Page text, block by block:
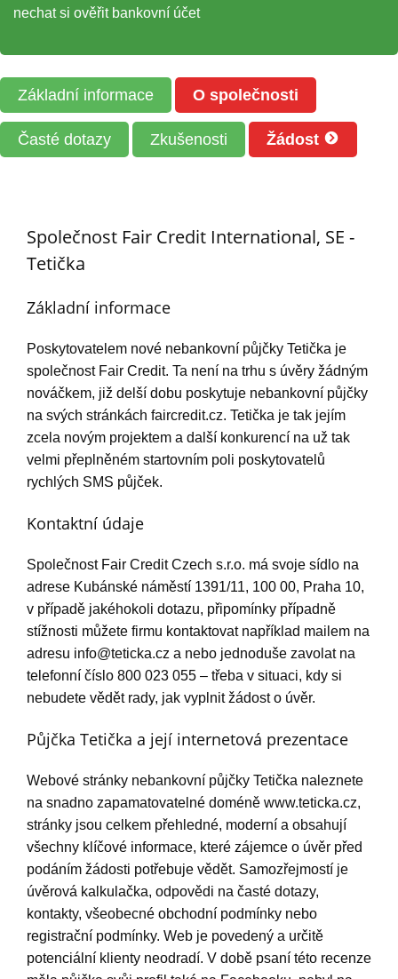
nechat si ověřit bankovní účet
Základní informace O společnosti
Časté dotazy Zkušenosti Žádost
Společnost Fair Credit International, SE -
Tetička
Základní informace
Poskytovatelem nové nebankovní půjčky Tetička je
společnost Fair Credit. Ta není na trhu s úvěry žádným
nováčkem, již delší dobu poskytuje nebankovní půjčky
na svých stránkách faircredit.cz. Tetička je tak jejím
zcela novým projektem a další konkurencí na už tak
velmi přeplněném startovním poli poskytovatelů
rychlých SMS půjček.
Kontaktní údaje
Společnost Fair Credit Czech s.r.o. má svoje sídlo na
adrese Kubánské náměstí 1391/11, 100 00, Praha 10,
v případě jakéhokoli dotazu, připomínky případně
stížnosti můžete firmu kontaktovat například mailem na
adresu info@teticka.cz a nebo jednoduše zavolat na
telefonní číslo 800 023 055 – třeba v situaci, kdy si
nebudete vědět rady, jak vyplnit žádost o úvěr.
Půjčka Tetička a její internetová prezentace
Webové stránky nebankovní půjčky Tetička naleznete
na snadno zapamatovatelné doméně www.teticka.cz,
stránky jsou celkem přehledné, moderní a obsahují
všechny klíčové informace, které zájemce o úvěr před
podáním žádosti potřebuje vědět. Samozřejmostí je
úvěrová kalkulačka, odpovědi na časté dotazy,
kontakty, všeobecné obchodní podmínky nebo
registrační podmínky. Web je povedený a určitě
potenciální klienty neodradí. V době psaní této recenze